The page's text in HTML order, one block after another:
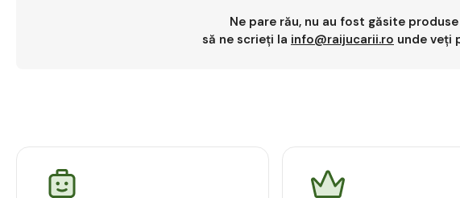
Ne pare rău, nu au fost găsite
să ne scrieți la info@raijucarii.ro unde veți